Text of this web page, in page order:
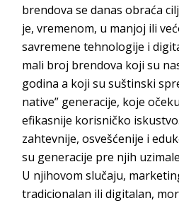
brendova se danas obraća
je, vremenom, u manjoj ili
savremene tehnologije i
mali broj brendova koji su
godina a koji su suštinski
native” generacije, koje
efikasnije korisničko
zahtevnije, osvešćenije i
su generacije pre njih
U njihovom slučaju,
tradicionalan ili digitalan,